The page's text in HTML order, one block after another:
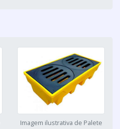
Imagem ilustrativa de Palete